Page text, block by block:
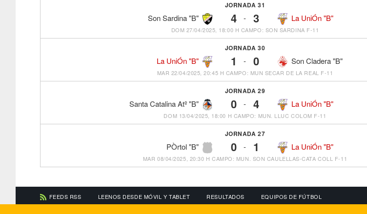
JORNADA 31
Son Sardina "B" 4 - La UniÓn "B"
3
DOM 27/04/2025, 18:00 H CAMPO: SON SARDINA F-11
JORNADA 30
La UniÓn "B" 1 - Son Cladera "B"
0
MAR 22/04/2025, 20:45 H CAMPO: MUN SECAR DE LA REAL F-11
JORNADA 29
Santa Catalina Atº "B" 0 - La UniÓn "B"
4
DOM 13/04/2025, 18:00 H CAMPO: MUN. LLUC COLOM F-11
JORNADA 27
PÒrtol "B" 0 - La UniÓn "B"
1
MAR 08/04/2025, 20:30 H CAMPO: MUN. SON CAULELLAS-CATA COLL F-11
FEEDS RSS LEENOS DESDE MÓVIL Y TABLET RESULTADOS EQUIPOS DE FÚTBOL